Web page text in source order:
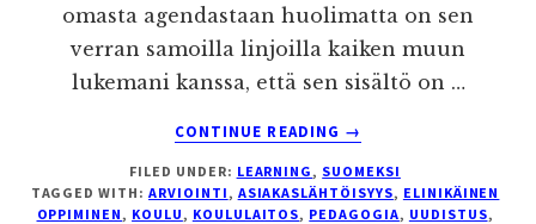
omasta agendastaan huolimatta on sen
verran samoilla linjoilla kaiken muun
lukemani kanssa, että sen sisältö on …
CONTINUE READING
ABOUT
VALLANKUMOUS
→
FILED UNDER: LEARNING , SUOMEKSI
TAGGED WITH:ARVIOINTI , ASIAKASLÄHTÖISYYS, ELINIKÄINEN
OPPIMINEN , KOULU , KOULULAITOS, PEDAGOGIA, UUDISTUS,